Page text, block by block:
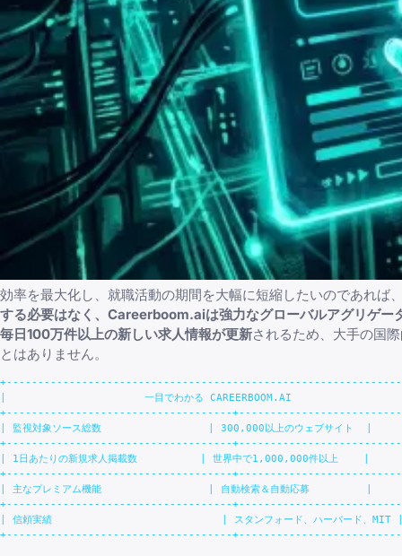
効率を最大化し、就職活動の期間を大幅に短縮したいのであれば
する必要はなく、Careerboom.aiは強力なグローバルアグリゲー
毎日100万件以上の新しい求人情報が更新されるため、大手の国
とはありません。
|                      一目でわかる CAREERBOOM.AI
+------------------------------------
| 監視対象ソース総数                 | 300,000以上のウェブサイト  |
+------------------------------------
| 1日あたりの新規求人掲載数          | 世界中で1,000,000件以上    |
+------------------------------------
| 主なプレミアム機能                 | 自動検索＆自動応募         |
+------------------------------------
| 信頼実績                           | スタンフォード、ハーバード、MIT